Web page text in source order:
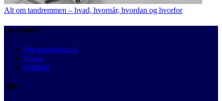
Alt om tandremmen – hvad, hvornår, hvordan og hvorfor
Autobutler
Om autobutler.dk
Presse
Kontakt
Info